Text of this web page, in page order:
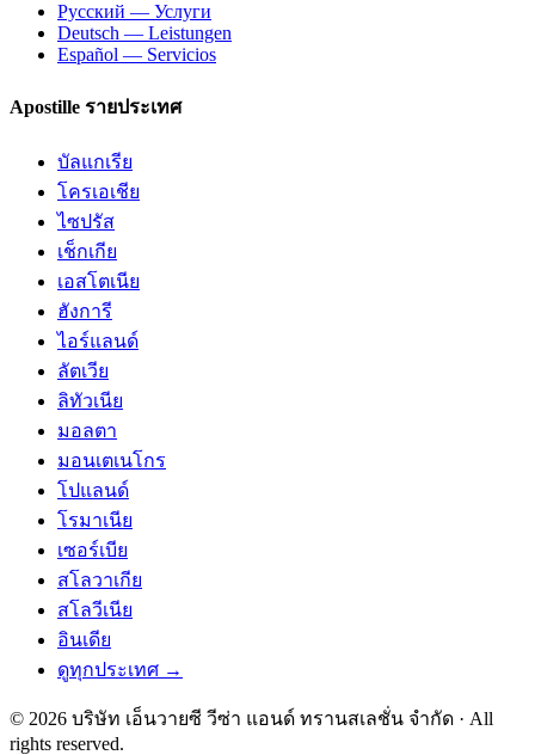
Русский — Услуги
Deutsch — Leistungen
Español — Servicios
Apostille รายประเทศ
บัลแกเรีย
โครเอเชีย
ไซปรัส
เช็กเกีย
เอสโตเนีย
ฮังการี
ไอร์แลนด์
ลัตเวีย
ลิทัวเนีย
มอลตา
มอนเตเนโกร
โปแลนด์
โรมาเนีย
เซอร์เบีย
สโลวาเกีย
สโลวีเนีย
อินเดีย
ดูทุกประเทศ →
© 2026 บริษัท เอ็นวายซี วีซ่า แอนด์ ทรานสเลชั่น จำกัด · All
rights reserved.